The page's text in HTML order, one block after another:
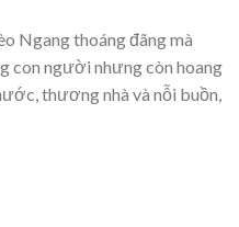
Ngang thoáng đãng mà
con người nhưng còn hoang
thương nhà và nỗi buồn,